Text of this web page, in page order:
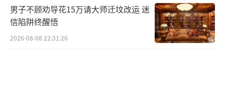
男子不顾劝导花15万请大师迁坟改运 迷
信陷阱终醒悟
2026-08-08 22:31:26